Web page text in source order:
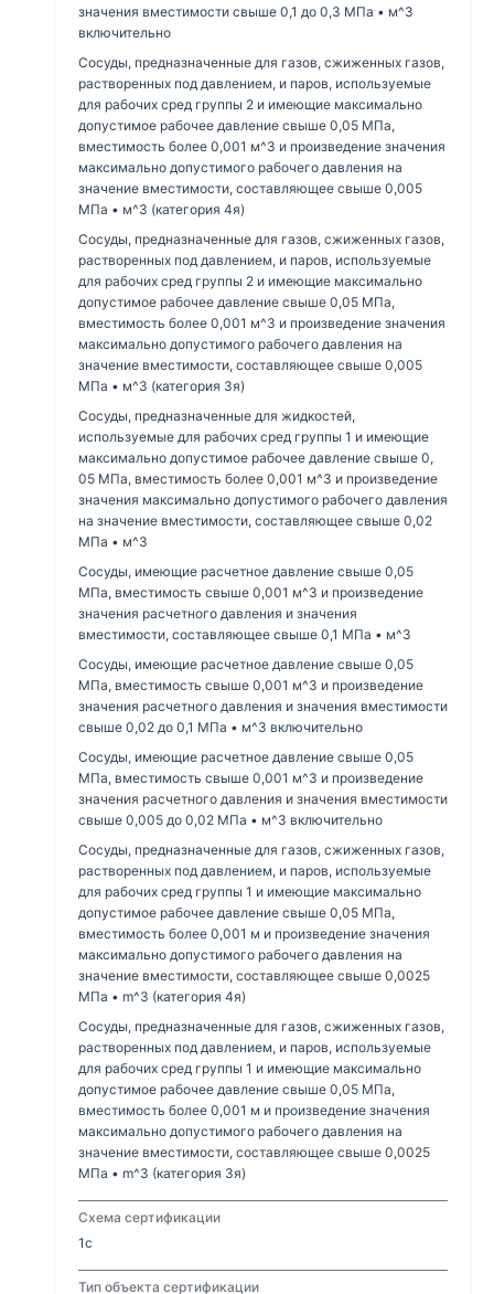
значения вместимости свыше 0,1 до 0,3 МПа • м^3
включительно
Сосуды, предназначенные для газов, сжиженных газов,
растворенных под давлением, и паров, используемые
для рабочих сред группы 2 и имеющие максимально
допустимое рабочее давление свыше 0,05 МПа,
вместимость более 0,001 м^3 и произведение значения
максимально допустимого рабочего давления на
значение вместимости, составляющее свыше 0,005
МПа • м^3 (категория 4я)
Сосуды, предназначенные для газов, сжиженных газов,
растворенных под давлением, и паров, используемые
для рабочих сред группы 2 и имеющие максимально
допустимое рабочее давление свыше 0,05 МПа,
вместимость более 0,001 м^3 и произведение значения
максимально допустимого рабочего давления на
значение вместимости, составляющее свыше 0,005
МПа • м^3 (категория 3я)
Сосуды, предназначенные для жидкостей,
используемые для рабочих сред группы 1 и имеющие
максимально допустимое рабочее давление свыше 0,
05 МПа, вместимость более 0,001 м^3 и произведение
значения максимально допустимого рабочего давления
на значение вместимости, составляющее свыше 0,02
МПа • м^3
Сосуды, имеющие расчетное давление свыше 0,05
МПа, вместимость свыше 0,001 м^3 и произведение
значения расчетного давления и значения
вместимости, составляющее свыше 0,1 МПа • м^3
Сосуды, имеющие расчетное давление свыше 0,05
МПа, вместимость свыше 0,001 м^3 и произведение
значения расчетного давления и значения вместимости
свыше 0,02 до 0,1 МПа • м^3 включительно
Сосуды, имеющие расчетное давление свыше 0,05
МПа, вместимость свыше 0,001 м^3 и произведение
значения расчетного давления и значения вместимости
свыше 0,005 до 0,02 МПа • м^3 включительно
Сосуды, предназначенные для газов, сжиженных газов,
растворенных под давлением, и паров, используемые
для рабочих сред группы 1 и имеющие максимально
допустимое рабочее давление свыше 0,05 МПа,
вместимость более 0,001 м и произведение значения
максимально допустимого рабочего давления на
значение вместимости, составляющее свыше 0,0025
МПа • m^3 (категория 4я)
Сосуды, предназначенные для газов, сжиженных газов,
растворенных под давлением, и паров, используемые
для рабочих сред группы 1 и имеющие максимально
допустимое рабочее давление свыше 0,05 МПа,
вместимость более 0,001 м и произведение значения
максимально допустимого рабочего давления на
значение вместимости, составляющее свыше 0,0025
МПа • m^3 (категория 3я)
Схема сертификации
1с
Тип объекта сертификации